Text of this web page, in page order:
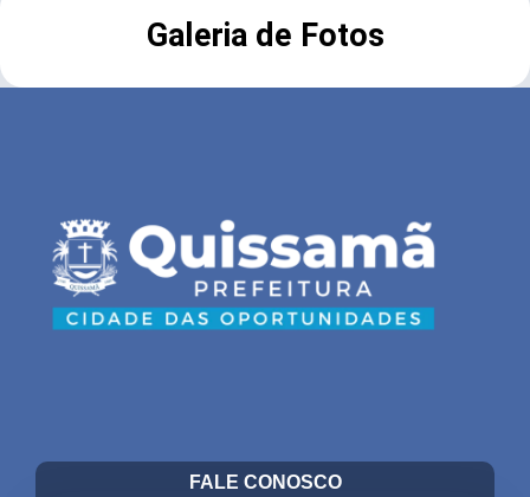
Galeria de Fotos
FALE CONOSCO